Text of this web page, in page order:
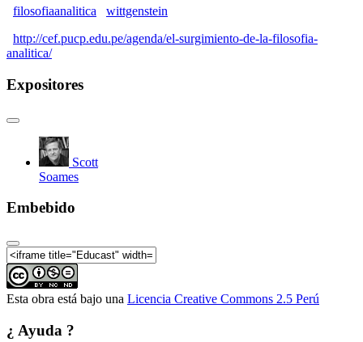
El surgimiento de la Filosofía Analítica | El uso del
de 4)
de 4)
lingüístico de Wittgenstein (1 de 4)
El surgimiento de la Filosofía Analítica | El giro
filosofiaanalitica
wittgenstein
http://cef.pucp.edu.pe/agenda/el-surgimiento-de-la-filosofia-
analitica/
Expositores
Scott
Soames
Embebido
Esta obra está bajo una Licencia Creative Commons 2.5 Perú
¿ Ayuda ?